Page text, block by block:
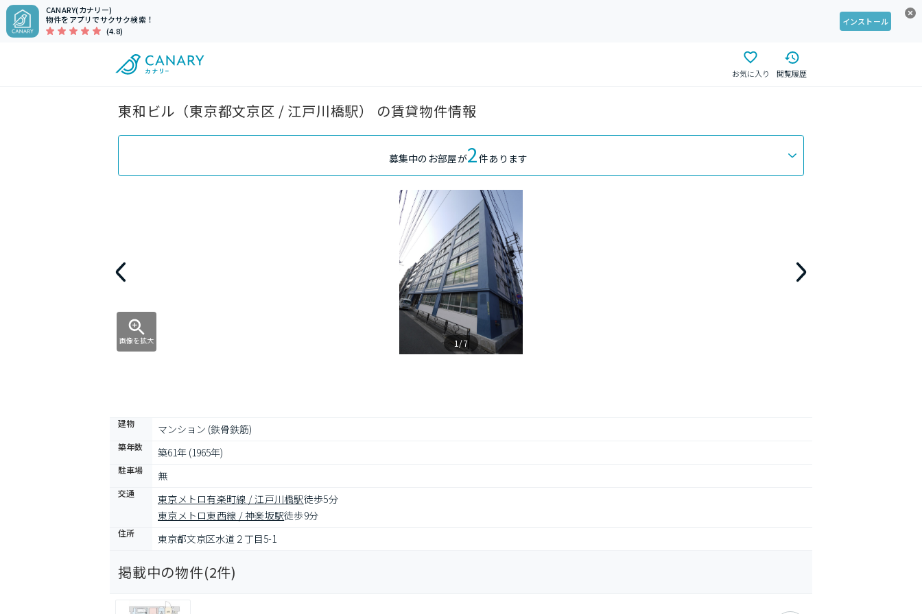
CANARY(カナリー)
物件をアプリでサクサク検索！
(4.8)
インストール
お気に入り 閲覧履歴
東和ビル（東京都文京区 / 江戸川橋駅） の賃貸物件情報
募集中のお部屋が2件あります
画像を拡大 1/7
建物 マンション (鉄骨鉄筋)
築年数 築61年 (1965年)
駐車場 無
交通 東京メトロ有楽町線 / 江戸川橋駅徒歩5分
東京メトロ東西線 / 神楽坂駅徒歩9分
住所 東京都文京区水道２丁目5-1
掲載中の物件(2件)